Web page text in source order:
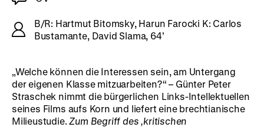
B/R: Hartmut Bitomsky, Harun Farocki K: Carlos
Bustamante, David Slama, 64’
„Welche können die Interessen sein, am Untergang
der eigenen Klasse mitzuarbeiten?“ – Günter Peter
Straschek nimmt die bürgerlichen Links-Intellektuellen
seines Films aufs Korn und liefert eine brechtianische
Milieustudie.Zum Begriff des ‚kritischen